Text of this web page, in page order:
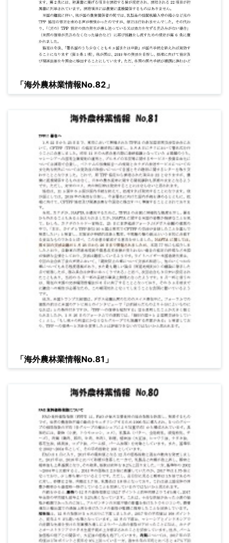
「海外農林業情報No.82」
「海外農林業情報No.81」